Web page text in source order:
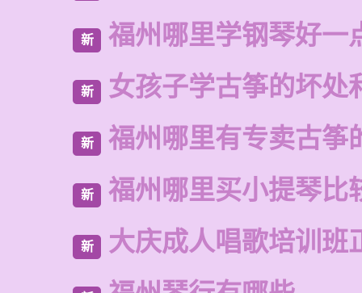
新 福州哪里学钢琴好一
新 女孩子学古筝的坏处
新 福州哪里有专卖古筝
新 福州哪里买小提琴比
新 大庆成人唱歌培训班